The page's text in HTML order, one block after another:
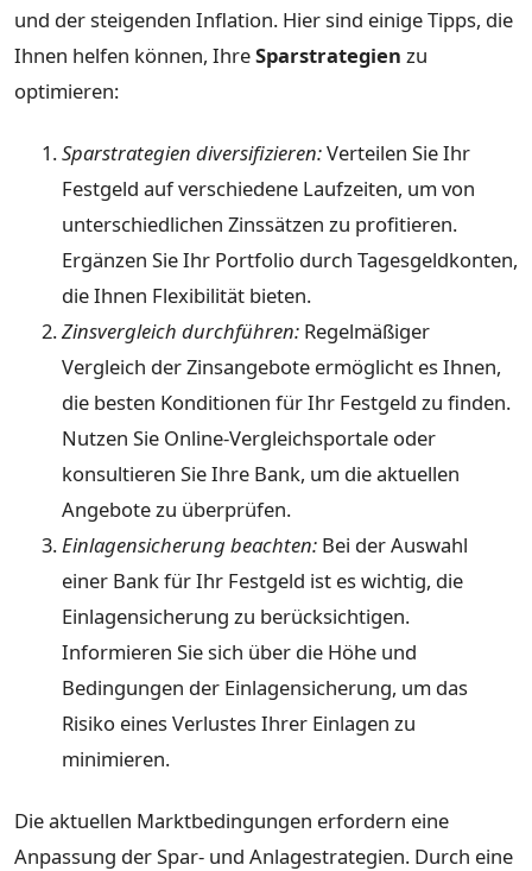
und der steigenden Inflation. Hier sind einige Tipps, die
Ihnen helfen können, IhreSparstrategien zu
optimieren:
Sparstrategien diversifizieren:Verteilen Sie Ihr
Festgeld auf verschiedene Laufzeiten, um von
unterschiedlichen Zinssätzen zu profitieren.
Ergänzen Sie Ihr Portfolio durch Tagesgeldkonten,
die Ihnen Flexibilität bieten.
Zinsvergleich durchführen: Regelmäßiger
Vergleich der Zinsangebote ermöglicht es Ihnen,
die besten Konditionen für Ihr Festgeld zu finden.
Nutzen Sie Online-Vergleichsportale oder
konsultieren Sie Ihre Bank, um die aktuellen
Angebote zu überprüfen.
Einlagensicherung beachten: Bei der Auswahl
einer Bank für Ihr Festgeld ist es wichtig, die
Einlagensicherung zu berücksichtigen.
Informieren Sie sich über die Höhe und
Bedingungen der Einlagensicherung, um das
Risiko eines Verlustes Ihrer Einlagen zu
minimieren.
Die aktuellen Marktbedingungen erfordern eine
Anpassung der Spar- und Anlagestrategien. Durch eine